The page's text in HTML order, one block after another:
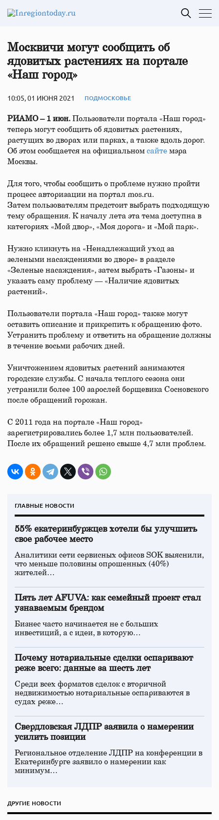
Москвичи могут сообщить об
ядовитых растениях на портале
«Наш город»
10:05, 01 ИЮНЯ 2021 ПОДМОСКОВЬЕ
РИАМО – 1 июн. Пользователи портала «Наш город»
теперь могут сообщить об ядовитых растениях,
растущих во дворах или парках, а также вдоль дорог.
Об этом сообщается на официальном сайте мэра
Москвы.
Для того, чтобы сообщить о проблеме нужно пройти
процесс авторизации на портал mos.ru.
Затем пользователям предстоит выбрать подходящую
тему обращения. К началу лета эта тема доступна в
категориях «Мой двор», «Моя дорога» и «Мой парк».
Нужно кликнуть на «Ненадлежащий уход за
зелеными насаждениями во дворе» в разделе
«Зеленые насаждения», затем выбрать «Газоны» и
указать саму проблему — «Наличие ядовитых
растений».
Пользователи портала «Наш город» также могут
оставить описание и прикрепить к обращению фото.
Устранить проблему и ответить на обращение должны
в течение восьми рабочих дней.
Уничтожением ядовитых растений занимаются
городские службы. С начала теплого сезона они
устранили более 100 зарослей борщевика Сосновского
после обращений горожан.
С 2011 года на портале «Наш город»
зарегистрировались более 1,7 млн пользователей.
После их обращений решено свыше 4,7 млн проблем.
ГЛАВНЫЕ НОВОСТИ
55% екатеринбуржцев хотели бы улучшить
свое рабочее место
Аналитики сети сервисных офисов SOK выяснили,
что меньше половины опрошенных (40%)
жителей…
Пять лет AFUVA: как семейный проект стал
узнаваемым брендом
Бизнес часто начинается не с больших
инвестиций, а с идеи, в которую…
Почему нотариальные сделки оспаривают
реже всего: данные за шесть лет
Среди всех форматов сделок с вторичной
недвижимостью нотариальные оспариваются в
судах реже…
Свердловская ЛДПР заявила о намерении
усилить позиции
Региональное отделение ЛДПР на конференции в
Екатеринбурге заявило о намерении как
минимум…
ДРУГИЕ НОВОСТИ